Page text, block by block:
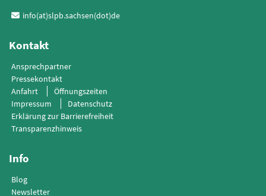
info(at)slpb.sachsen(dot)de
Kontakt
Ansprechpartner
Pressekontakt
Anfahrt
Öffnungszeiten
Impressum
Datenschutz
Erklärung zur Barrierefreiheit
Transparenzhinweis
Info
Blog
Newsletter